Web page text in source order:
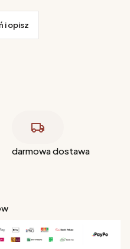
i opisz
darmowa dostawa